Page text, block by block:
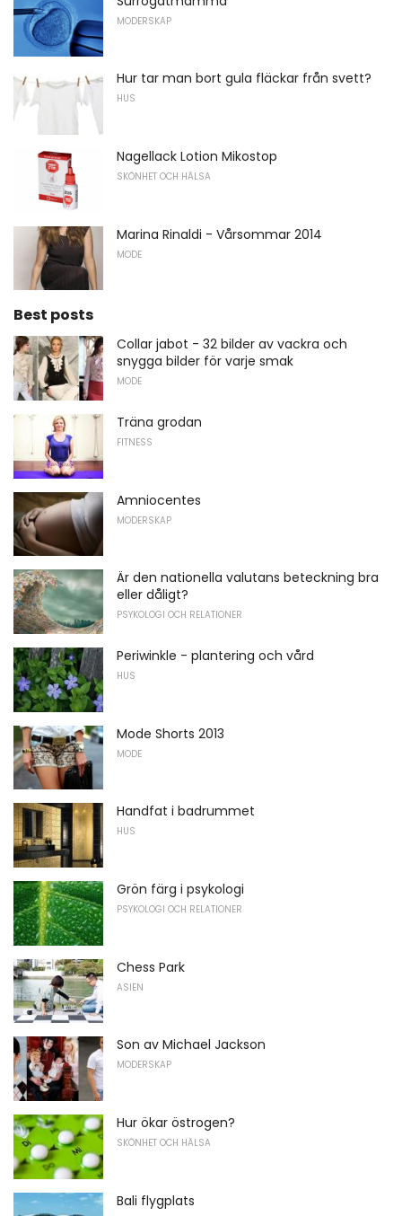
MODERSKAP
Hur tar man bort gula fläckar från svett?
HUS
Nagellack Lotion Mikostop
SKÖNHET OCH HÄLSA
Marina Rinaldi - Vårsommar 2014
MODE
Best posts
Collar jabot - 32 bilder av vackra och
snygga bilder för varje smak
MODE
Träna grodan
FITNESS
Amniocentes
MODERSKAP
Är den nationella valutans beteckning bra
eller dåligt?
PSYKOLOGI OCH RELATIONER
Periwinkle - plantering och vård
HUS
Mode Shorts 2013
MODE
Handfat i badrummet
HUS
Grön färg i psykologi
PSYKOLOGI OCH RELATIONER
Chess Park
ASIEN
Son av Michael Jackson
MODERSKAP
Hur ökar östrogen?
SKÖNHET OCH HÄLSA
Bali flygplats